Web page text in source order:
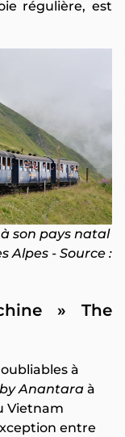
régulière, est
son pays natal
Alpes - Source :
» The
à
Anantara à
Vietnam
entre